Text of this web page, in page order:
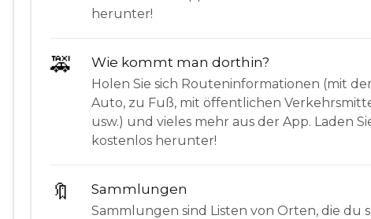
herunter!
🚕 Wie kommt man dorthin?
Holen Sie sich Routeninformationen (mit
Auto, zu Fuß, mit öffentlichen
usw.) und vieles mehr aus der App. Laden
kostenlos herunter!
🔖 Sammlungen
Sammlungen sind Listen von Orten, die du